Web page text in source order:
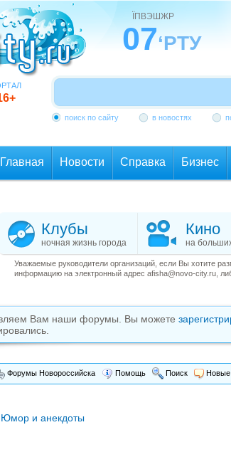
ЇПВЭШЖР
07‘РТУ
поиск по сайту в новостях
Главная Новости Справка Бизнес
Клубы
ночная жизнь города
Кино
на
Уважаемые руководители организаций, если Вы хотите
информацию на электронный адрес afisha@novo-city.ru,
Вам наши форумы. Вы можете
Форумы Новороссийска Помощь Поиск Новые
Юмор и анекдоты